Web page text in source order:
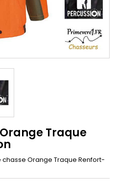
Traque
Orange Traque Renfort-